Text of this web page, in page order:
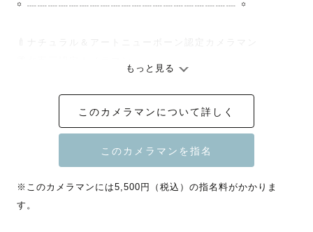
꙳ ┈┈┈┈┈┈┈┈┈┈┈┈┈┈┈┈┈┈┈┈ ꙳
🍼ナチュラル＆アートニューボーン認定カメラマン
💍ウェディング認定カメラマン
この度は数多くのカメラマンの中からページをご覧いただ
きありがとうございます！
はじめまして！
もっと見る
このカメラマンについて詳しく
※このカメラマンには5,500円（税込）の指名料がかかりま
す。